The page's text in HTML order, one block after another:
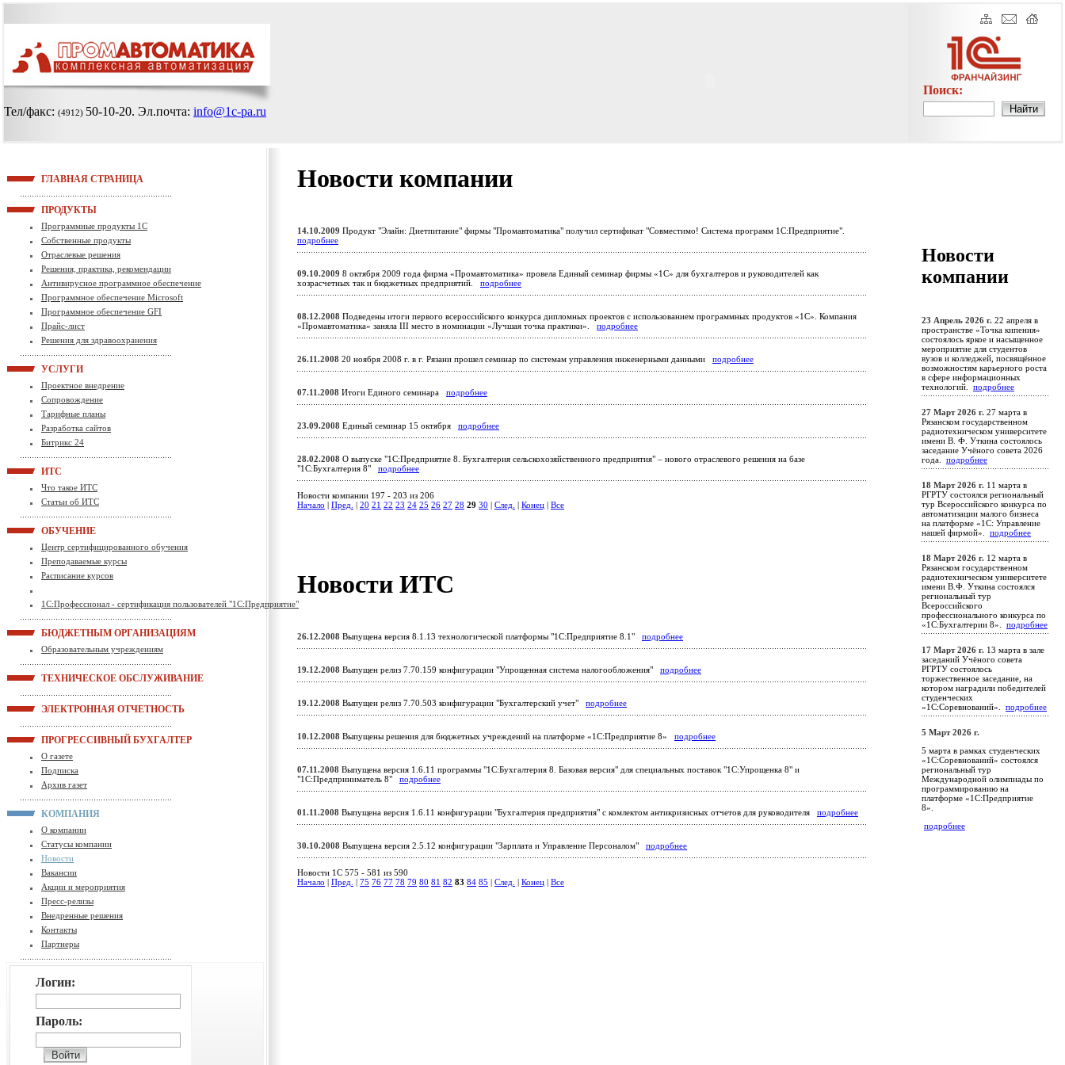
Тел/факс: (4912) 50-10-20. Эл.почта: info@1c-pa.ru
Поиск:
ГЛАВНАЯ СТРАНИЦА
ПРОДУКТЫ
Программные продукты 1С
Собственные продукты
Отраслевые решения
Решения, практика, рекомендации
Антивирусное программное обеспечение
Программное обеспечение Microsoft
Программное обеспечение GFI
Прайс-лист
Решения для здравоохранения
УСЛУГИ
Проектное внедрение
Сопровождение
Тарифные планы
Разработка сайтов
Битрикс 24
ИТС
Что такое ИТС
Статьи об ИТС
ОБУЧЕНИЕ
Центр сертифицированного обучения
Преподаваемые курсы
Расписание курсов
1С:Профессионал - сертификация пользователей "1С:Предприятие"
БЮДЖЕТНЫМ ОРГАНИЗАЦИЯМ
Образовательным учреждениям
ТЕХНИЧЕСКОЕ ОБСЛУЖИВАНИЕ
ЭЛЕКТРОННАЯ ОТЧЕТНОСТЬ
ПРОГРЕССИВНЫЙ БУХГАЛТЕР
О газете
Подписка
Архив газет
КОМПАНИЯ
О компании
Статусы компании
Новости
Вакансии
Акции и мероприятия
Пресс-релизы
Внедренные решения
Контакты
Партнеры
Логин:
Пароль:
Новости компании
14.10.2009 Продукт "Элайн: Диетпитание" фирмы "Промавтоматика" получил сертификат "Совместимо! Система программ 1С:Предприятие".
подробнее
09.10.2009 8 октября 2009 года фирма «Промавтоматика» провела Единый семинар фирмы «1С» для бухгалтеров и руководителей как
хозрасчетных так и бюджетных предприятий. подробнее
08.12.2008 Подведены итоги первого всероссийского конкурса дипломных проектов с использованием программных продуктов «1С». Компания
«Промавтоматика» заняла III место в номинации «Лучшая точка практики». подробнее
26.11.2008 20 ноября 2008 г. в г. Рязани прошел семинар по системам управления инженерными данными подробнее
07.11.2008 Итоги Единого семинара подробнее
23.09.2008 Единый семинар 15 октября подробнее
28.02.2008 О выпуске "1С:Предприятие 8. Бухгалтерия сельскохозяйственного предприятия" – нового отраслевого решения на базе
"1С:Бухгалтерия 8" подробнее
Новости компании 197 - 203 из 206
Начало
Пред. 20 21 22 23 24 25 26 27 28 29 30 След. Конец Все
Новости ИТС
26.12.2008 Выпущена версия 8.1.13 технологической платформы "1С:Предприятие 8.1" подробнее
19.12.2008 Выпущен релиз 7.70.159 конфигурации "Упрощенная система налогообложения" подробнее
19.12.2008 Выпущен релиз 7.70.503 конфигурации "Бухгалтерский учет" подробнее
10.12.2008 Выпущены решения для бюджетных учреждений на платформе «1С:Предприятие 8» подробнее
07.11.2008 Выпущена версия 1.6.11 программы "1С:Бухгалтерия 8. Базовая версия" для специальных поставок "1С:Упрощенка 8" и
"1С:Предприниматель 8" подробнее
01.11.2008 Выпущена версия 1.6.11 конфигурации "Бухгалтерия предприятия" с комлектом антикризисных отчетов для руководителя подробнее
30.10.2008 Выпущена версия 2.5.12 конфигурации "Зарплата и Управление Персоналом" подробнее
Новости 1C 575 - 581 из 590
Начало
Пред. 75 76 77 78 79 80 81 82 83 84 85 След. Конец Все
Новости
компании
23 Апрель 2026 г. 22 апреля в
пространстве «Точка кипения»
состоялось яркое и насыщенное
мероприятие для студентов
вузов и колледжей, посвящённое
возможностям карьерного роста
в сфере информационных
технологий. подробнее
27 Март 2026 г. 27 марта в
Рязанском государственном
радиотехническом университете
имени В. Ф. Уткина состоялось
заседание Учёного совета 2026
года. подробнее
18 Март 2026 г. 11 марта в
РГРТУ состоялся региональный
тур Всероссийского конкурса по
автоматизации малого бизнеса
на платформе «1С: Управление
нашей фирмой». подробнее
18 Март 2026 г. 12 марта в
Рязанском государственном
радиотехническом университете
имени В.Ф. Уткина состоялся
региональный тур
Всероссийского
профессионального конкурса по
«1С:Бухгалтерии 8». подробнее
17 Март 2026 г. 13 марта в зале
заседаний Учёного совета
РГРТУ состоялось
торжественное заседание, на
котором наградили победителей
студенческих
«1С:Соревнований». подробнее
5 Март 2026 г.
5 марта в рамках студенческих
«1С:Соревнований» состоялся
региональный тур
Международной олимпиады по
программированию на
платформе «1С:Предприятие
8».
подробнее